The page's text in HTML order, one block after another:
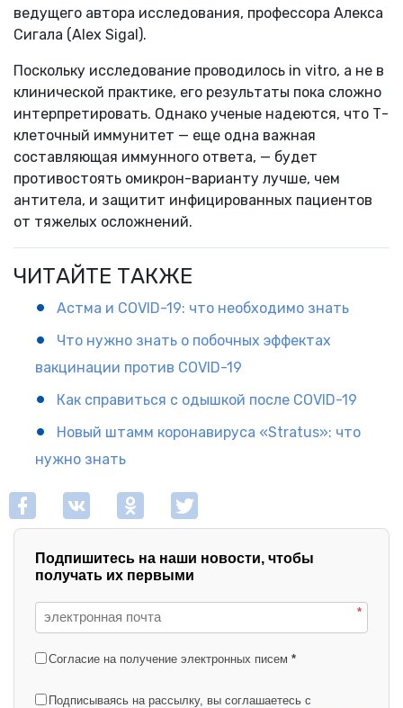
ведущего автора исследования, профессора Алекса
Сигала (Alex Sigal).
Поскольку исследование проводилось in vitro, а не в
клинической практике, его результаты пока сложно
интерпретировать. Однако ученые надеются, что Т-
клеточный иммунитет — еще одна важная
составляющая иммунного ответа, — будет
противостоять омикрон-варианту лучше, чем
антитела, и защитит инфицированных пациентов
от тяжелых осложнений.
ЧИТАЙТЕ ТАКЖЕ
Астма и COVID-19: что необходимо знать
Что нужно знать о побочных эффектах
вакцинации против COVID-19
Как справиться с одышкой после COVID-19
Новый штамм коронавируса «Stratus»: что
нужно знать
Подпишитесь на наши новости, чтобы
получать их первыми
*
Согласие на получение электронных писем *
Подписываясь на рассылку, вы соглашаетесь с